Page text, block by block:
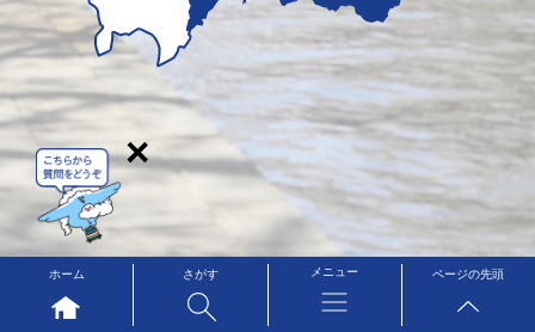
ホーム さがす メニュー ページの先頭
×